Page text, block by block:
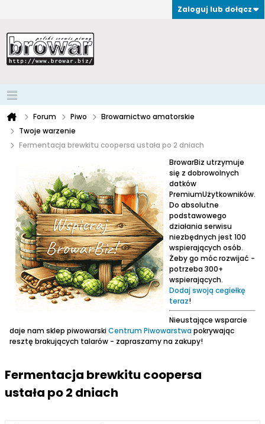
Zaloguj lub dołącz
Forum Piwo
Browarnictwo amatorskie
Twoje warzenie
Fermentacja brewkitu coopersa ustała po 2 dniach
BrowarBiz utrzymuje
się z dobrowolnych
datków
PremiumUżytkowników.
Do absolutne
podstawowego
działania serwisu
niezbędnych jest 100
wspierających osób.
Żeby go móc rozwijać -
potrzeba 300+
wspierających.
Dodaj swoją cegiełkę
teraz!
Nieustające wsparcie
daje nam sklep piwowarskiCentrum Piwowarstwapokrywając
resztę brakujących talarów - zapraszamy na zakupy!
Fermentacja brewkitu coopersa
ustała po 2 dniach